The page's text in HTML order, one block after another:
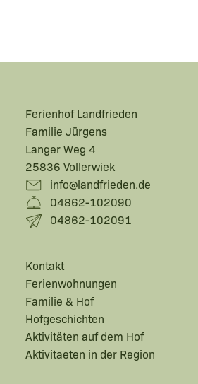
Ferienhof Landfrieden
Familie Jürgens
Langer Weg 4
25836 Vollerwiek
info@landfrieden.de
04862-102090
04862-102091
Kontakt
Ferienwohnungen
Familie & Hof
Hofgeschichten
Aktivitäten auf dem Hof
Aktivitaeten in der Region